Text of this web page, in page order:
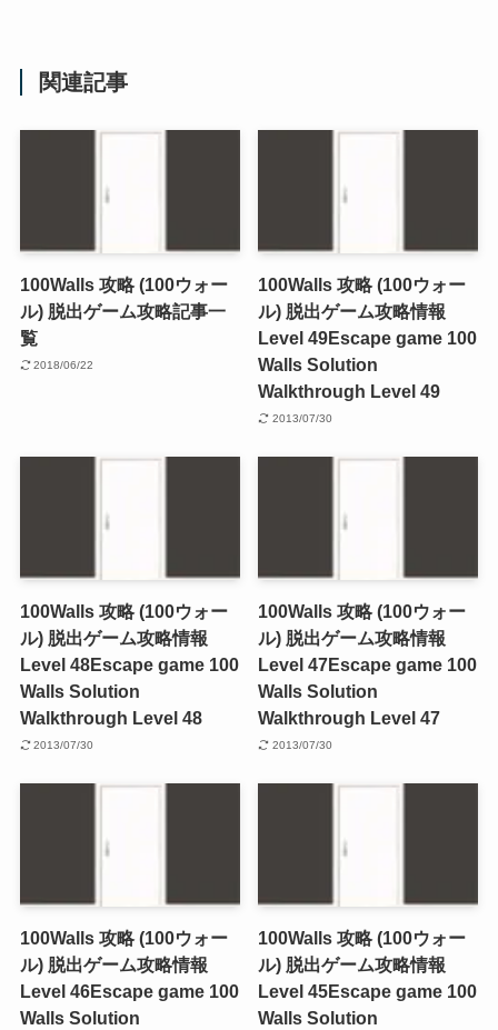
関連記事
100Walls 攻略 (100ウォー
ル) 脱出ゲーム攻略記事一
覧
2018/06/22
100Walls 攻略 (100ウォー
ル) 脱出ゲーム攻略情報
Level 49Escape game 100
Walls Solution
Walkthrough Level 49
2013/07/30
100Walls 攻略 (100ウォー
ル) 脱出ゲーム攻略情報
Level 48Escape game 100
Walls Solution
Walkthrough Level 48
2013/07/30
100Walls 攻略 (100ウォー
ル) 脱出ゲーム攻略情報
Level 47Escape game 100
Walls Solution
Walkthrough Level 47
2013/07/30
100Walls 攻略 (100ウォー
ル) 脱出ゲーム攻略情報
Level 46Escape game 100
Walls Solution
100Walls 攻略 (100ウォー
ル) 脱出ゲーム攻略情報
Level 45Escape game 100
Walls Solution